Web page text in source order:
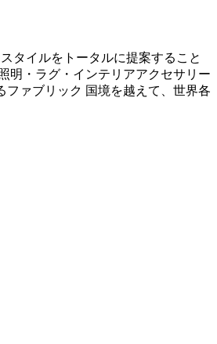
タイルをトータルに提案すること
明・ラグ・インテリアアクセサリー
ァブリック 国境を越えて、世界各